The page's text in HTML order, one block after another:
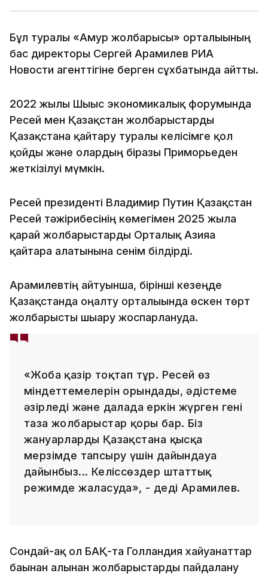
Бұл туралы «Амур жолбарысы» орталығының
бас директоры Сергей Арамилев РИА
Новости агенттігіне берген сұхбатында айтты.
2022 жылы Шығыс экономикалық форумында
Ресей мен Қазақстан жолбарыстарды
Қазақстанға қайтару туралы келісімге қол
қойды және олардың біразы Приморьеден
жеткізілуі мүмкін.
Ресей президенті Владимир Путин Қазақстан
Ресей тәжірибесінің көмегімен 2025 жылға
қарай жолбарыстарды Орталық Азияға
қайтара алатынына сенім білдірді.
Арамилевтің айтуынша, бірінші кезеңде
Қазақстанда оңалту орталығында өскен төрт
жолбарысты шығару жоспарлануда.
«Жоба қазір тоқтап тұр. Ресей өз
міндеттемелерін орындады, әдістеме
әзірледі және далада еркін жүрген гені
таза жолбарыстар қоры бар. Біз
жануарларды Қазақстанға қысқа
мерзімде тапсыру үшін дайындауға
дайынбыз... Келіссөздер штаттық
режимде жалғасуда», - деді Арамилев.
Сондай-ақ ол БАҚ-та Голландия хайуанаттар
бағынан алынған жолбарыстарды пайдалану